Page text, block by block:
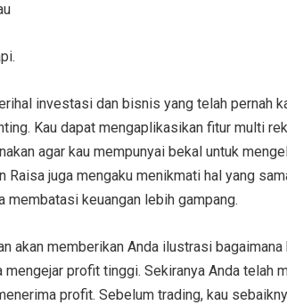
investasi dan bisnis yang telah pernah
Kau dapat mengaplikasikan fitur multi
agar kau mempunyai bekal untuk
juga mengaku menikmati hal yang
membatasi keuangan lebih gampang.
akan memberikan Anda ilustrasi
profit tinggi. Sekiranya Anda
profit. Sebelum trading, kau